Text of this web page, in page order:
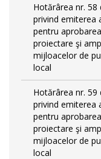
Hotărârea nr.
privind emiterea
pentru
proiectare şi
mijloacelor de
local
Hotărârea nr.
privind emiterea
pentru
proiectare şi
mijloacelor de
local